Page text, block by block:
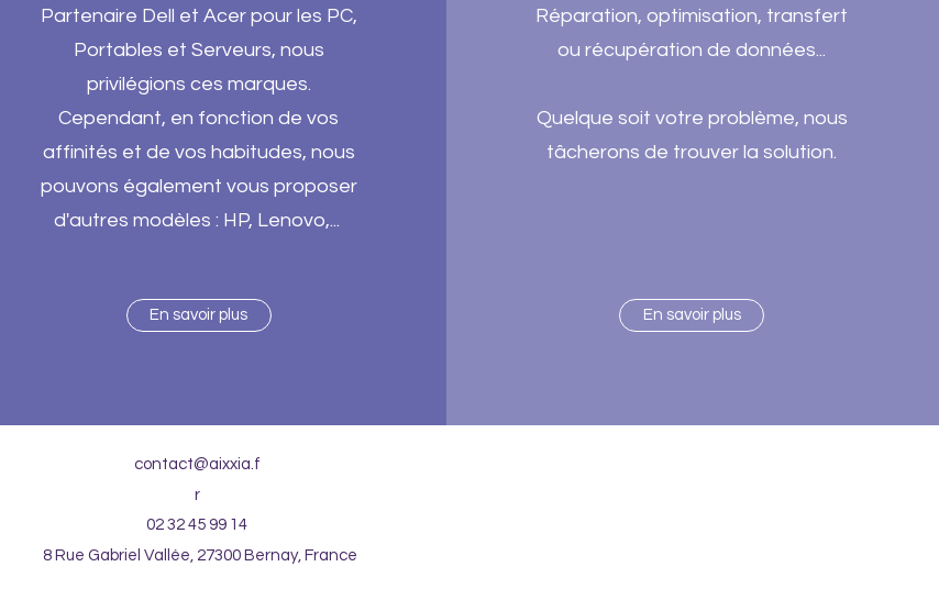
Partenaire Dell et Acer pour les PC,
Portables et Serveurs, nous
privilégions ces marques.
Cependant, en fonction de vos
affinités et de vos habitudes, nous
pouvons également vous proposer
d'autres modèles : HP, Lenovo,...
En savoir plus
Réparation, optimisation, transfert
ou récupération de données...
Quelque soit votre problème, nous
tâcherons de trouver la solution.
En savoir plus
02 32 45 99 14
contact@aixxia.f
r
8 Rue Gabriel Vallée, 27300 Bernay, France